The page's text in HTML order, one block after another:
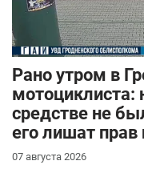
Рано утром в
мотоциклиста:
средстве не
его лишат прав
07 августа 2026